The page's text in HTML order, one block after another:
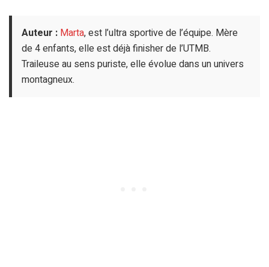
Auteur : Marta, est l’ultra sportive de l’équipe. Mère
de 4 enfants, elle est déjà finisher de l’UTMB.
Traileuse au sens puriste, elle évolue dans un univers
montagneux.